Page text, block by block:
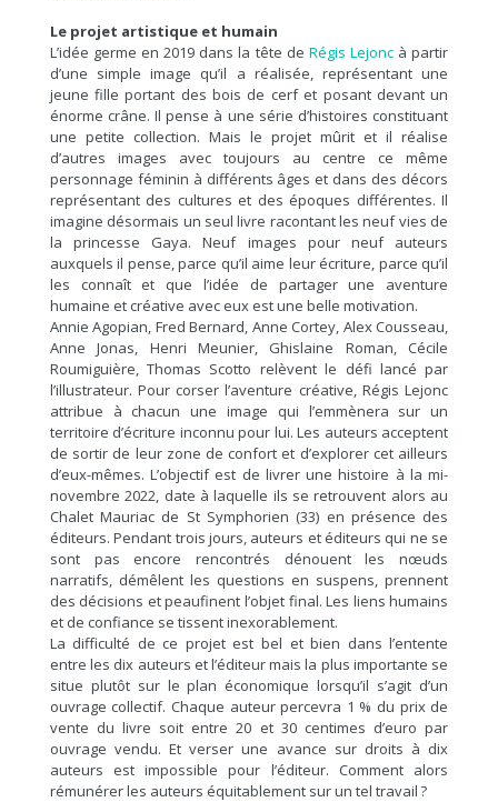
Le projet artistique et humain
L’idée germe en 2019 dans la tête de Régis Lejoncà partir
d’une simple image qu’il a réalisée, représentant une
jeune fille portant des bois de cerf et posant devant un
énorme crâne. Il pense à une série d’histoires constituant
une petite collection. Mais le projet mûrit et il réalise
d’autres images avec toujours au centre ce même
personnage féminin à différents âges et dans des décors
représentant des cultures et des époques différentes. Il
imagine désormais un seul livre racontant les neuf vies de
la princesse Gaya. Neuf images pour neuf auteurs
auxquels il pense, parce qu’il aime leur écriture, parce qu’il
les connaît et que l’idée de partager une aventure
humaine et créative avec eux est une belle motivation.
Annie Agopian, Fred Bernard, Anne Cortey, Alex Cousseau,
Anne Jonas, Henri Meunier, Ghislaine Roman, Cécile
Roumiguière, Thomas Scotto relèvent le défi lancé par
l’illustrateur. Pour corser l’aventure créative, Régis Lejonc
attribue à chacun une image qui l’emmènera sur un
territoire d’écriture inconnu pour lui. Les auteurs acceptent
de sortir de leur zone de confort et d’explorer cet ailleurs
d’eux-mêmes. L’objectif est de livrer une histoire à la mi-
novembre 2022, date à laquelle ils se retrouvent alors au
Chalet Mauriac de St Symphorien (33) en présence des
éditeurs. Pendant trois jours, auteurs et éditeurs qui ne se
sont pas encore rencontrés dénouent les nœuds
narratifs, démêlent les questions en suspens, prennent
des décisions et peaufinent l’objet final. Les liens humains
et de confiance se tissent inexorablement.
La difficulté de ce projet est bel et bien dans l’entente
entre les dix auteurs et l’éditeur mais la plus importante se
situe plutôt sur le plan économique lorsqu’il s’agit d’un
ouvrage collectif. Chaque auteur percevra 1 % du prix de
vente du livre soit entre 20 et 30 centimes d’euro par
ouvrage vendu. Et verser une avance sur droits à dix
auteurs est impossible pour l’éditeur. Comment alors
rémunérer les auteurs équitablement sur un tel travail ?